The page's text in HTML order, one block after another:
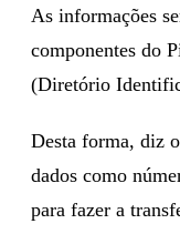
As informações
componentes do
(Diretório
Desta forma, diz
dados como
para fazer a